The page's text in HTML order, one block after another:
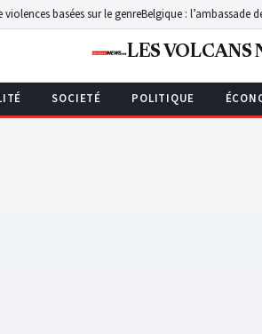
basées sur le genreBelgique : l’ambassade de la
SOCIETÉ POLITIQUE
LES VOLCANS